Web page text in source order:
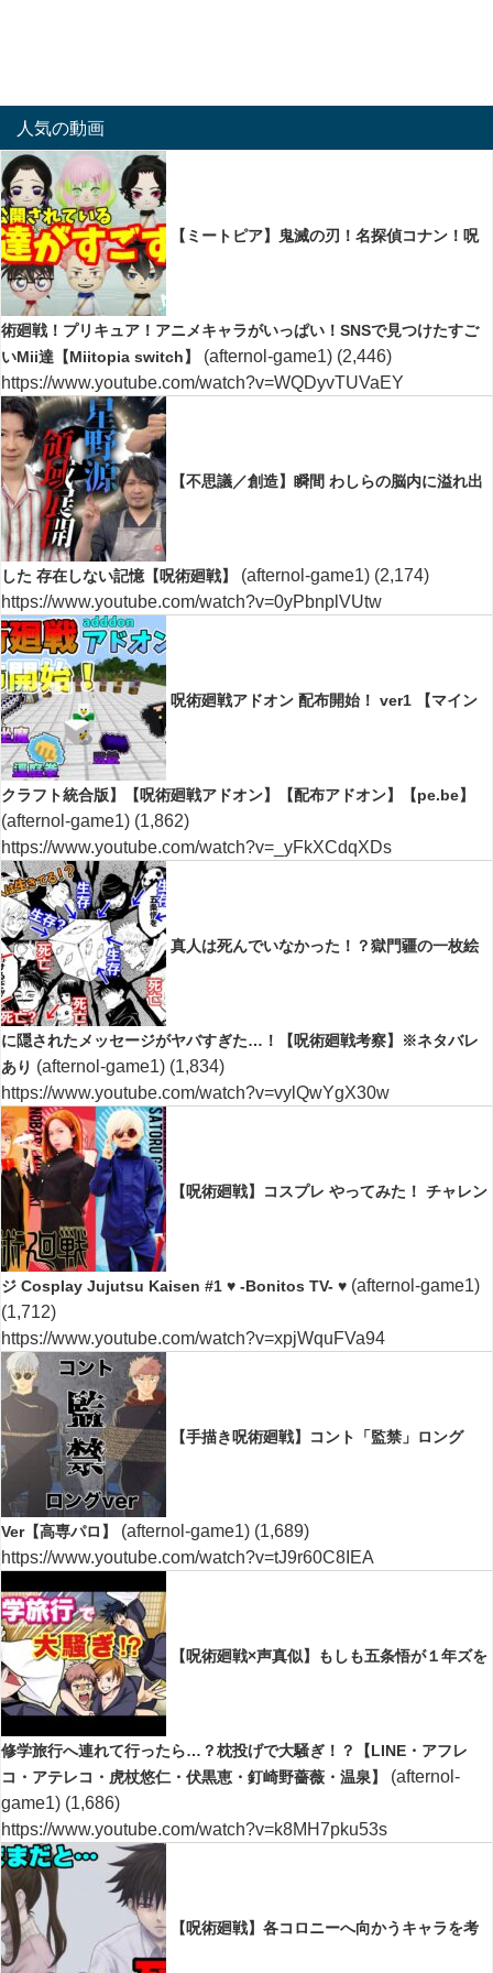
人気の動画
【ミートピア】鬼滅の刃！名探偵コナン！呪
術廻戦！プリキュア！アニメキャラがいっぱい！SNSで見つけたすご
いMii達【Miitopia switch】
(afternol-game1) (2,446)
https://www.youtube.com/watch?v=WQDyvTUVaEY
【不思議／創造】瞬間 わしらの脳内に溢れ出
した 存在しない記憶【呪術廻戦】 (afternol-game1) (2,174)
https://www.youtube.com/watch?v=0yPbnplVUtw
呪術廻戦アドオン 配布開始！ ver1 【マイン
クラフト統合版】【呪術廻戦アドオン】【配布アドオン】【pe.be】
(afternol-game1) (1,862)
https://www.youtube.com/watch?v=_yFkXCdqXDs
真人は死んでいなかった！？獄門疆の一枚絵
に隠されたメッセージがヤバすぎた…！【呪術廻戦考察】※ネタバレ
あり (afternol-game1) (1,834)
https://www.youtube.com/watch?v=vylQwYgX30w
【呪術廻戦】コスプレ やってみた！ チャレン
ジ Cosplay Jujutsu Kaisen #1 ♥ -Bonitos TV- ♥ (afternol-game1)
(1,712)
https://www.youtube.com/watch?v=xpjWquFVa94
【手描き呪術廻戦】コント「監禁」ロング
Ver【高専パロ】 (afternol-game1) (1,689)
https://www.youtube.com/watch?v=tJ9r60C8IEA
【呪術廻戦×声真似】もしも五条悟が１年ズを
修学旅行へ連れて行ったら…？枕投げで大騒ぎ！？【LINE・アフレ
コ・アテレコ・虎杖悠仁・伏黒恵・釘崎野薔薇・温泉】
(afternol-
game1) (1,686)
https://www.youtube.com/watch?v=k8MH7pku53s
【呪術廻戦】各コロニーへ向かうキャラを考